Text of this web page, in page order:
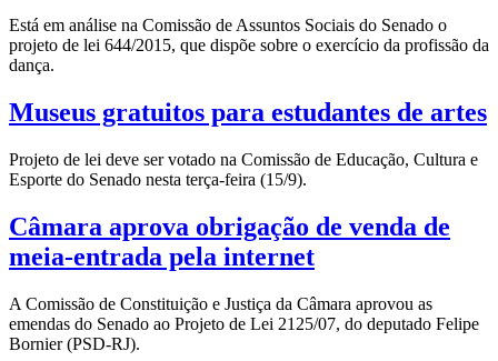
Está em análise na Comissão de Assuntos Sociais do Senado o
projeto de lei 644/2015, que dispõe sobre o exercício da profissão da
dança.
Museus gratuitos para estudantes de artes
Projeto de lei deve ser votado na Comissão de Educação, Cultura e
Esporte do Senado nesta terça-feira (15/9).
Câmara aprova obrigação de venda de
meia-entrada pela internet
A Comissão de Constituição e Justiça da Câmara aprovou as
emendas do Senado ao Projeto de Lei 2125/07, do deputado Felipe
Bornier (PSD-RJ).